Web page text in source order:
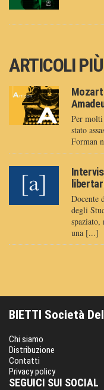
ARTICOLI
Mozart
Per molti
stato
Forman
Docente
degli
spaziato,
una [...]
BIETTI Società
Chi siamo
Distribuzione
Contatti
Privacy policy
SEGUICI SUI SOCIAL